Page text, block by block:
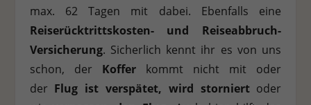
max. 62 Tagen mit dabei. Ebenfalls eine
Reiserücktrittskosten- und Reiseabbruch-
Versicherung. Sicherlich kennt ihr es von uns
schon, der Kofferkommt nicht mit oder
der Flug ist verspätet, wird storniertoder
Cookie-Informationen anzeigen
Datenschutzerklärung Impressum